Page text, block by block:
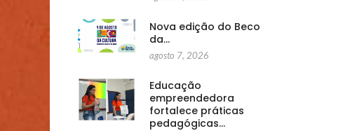
Nova edição do Beco
da…
agosto 7, 2026
Educação
empreendedora
fortalece práticas
pedagógicas…